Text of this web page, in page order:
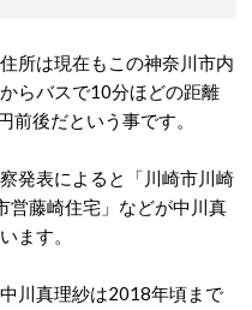
所は現在もこの神奈川市内
らバスで10分ほどの距離
後だという事です。
発表によると「川崎市川崎
営藤崎住宅」などが中川真
ます。
川真理紗は2018年頃まで